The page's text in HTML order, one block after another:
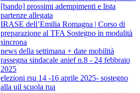
[bando] prossimi adempimenti e lista
partenze allegata
IRASE dell’Emilia Romagna | Corso di
preparazione al TFA Sostegno in modalità
sincrona
news della settimana + date mobilità
rassegna sindacale anief n.8 - 24 febbraio
2025
elezioni rsu 14 -16 aprile 2025- sostegno
alla uil scuola rua